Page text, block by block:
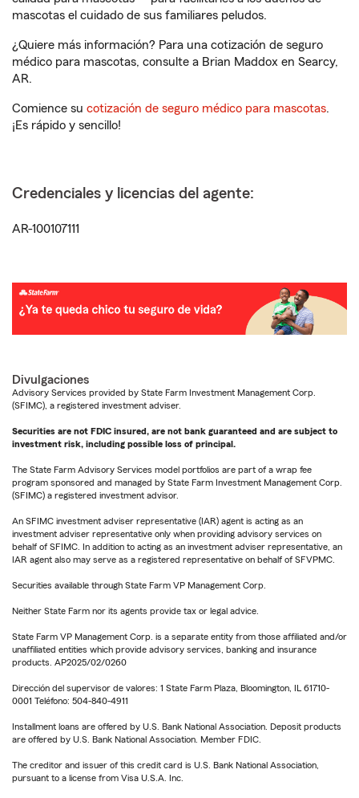
mascotas el cuidado de sus familiares peludos.
¿Quiere más información? Para una cotización de seguro
médico para mascotas, consulte a Brian Maddox en Searcy,
AR.
Comience su cotización de seguro médico para mascotas.
¡Es rápido y sencillo!
Credenciales y licencias del agente:
AR-100107111
Divulgaciones
Advisory Services provided by State Farm Investment Management Corp.
(SFIMC), a registered investment adviser.
Securities are not FDIC insured, are not bank guaranteed and are subject to
investment risk, including possible loss of principal.
The State Farm Advisory Services model portfolios are part of a wrap fee
program sponsored and managed by State Farm Investment Management Corp.
(SFIMC) a registered investment advisor.
An SFIMC investment adviser representative (IAR) agent is acting as an
investment adviser representative only when providing advisory services on
behalf of SFIMC. In addition to acting as an investment adviser representative, an
IAR agent also may serve as a registered representative on behalf of SFVPMC.
Securities available through State Farm VP Management Corp.
Neither State Farm nor its agents provide tax or legal advice.
State Farm VP Management Corp. is a separate entity from those affiliated and/or
unaffiliated entities which provide advisory services, banking and insurance
products. AP2025/02/0260
Dirección del supervisor de valores: 1 State Farm Plaza, Bloomington, IL 61710-
0001 Teléfono: 504-840-4911
Installment loans are offered by U.S. Bank National Association. Deposit products
are offered by U.S. Bank National Association. Member FDIC.
The creditor and issuer of this credit card is U.S. Bank National Association,
pursuant to a license from Visa U.S.A. Inc.